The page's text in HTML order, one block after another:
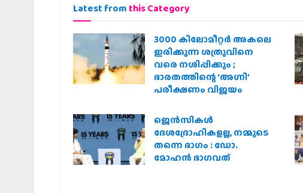
Latest from this Category
3000 കിലോമീറ്റർ അകലെ
ഇരിക്കുന്ന ശത്രുവിനെ
വരെ നശിപ്പിക്കും ;
ഭാരതത്തിന്റെ ‘അഗ്നി’
പരീക്ഷണം വിജയം
ജെന്‍സികള്‍
ദേശദ്രോഹികളല്ല, നമ്മുടെ
തന്നെ ഭാഗം : ഡോ.
മോഹന്‍ ഭാഗവത്